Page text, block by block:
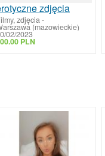
zdjęcia
zdjęcia -
(mazowieckie)
02/2023
PLN